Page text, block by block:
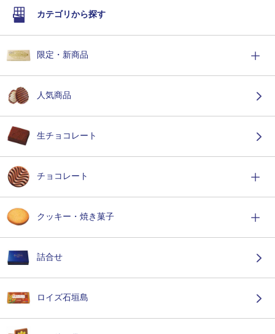
カテゴリから探す
限定・新商品
人気商品
生チョコレート
チョコレート
クッキー・焼き菓子
詰合せ
ロイズ石垣島